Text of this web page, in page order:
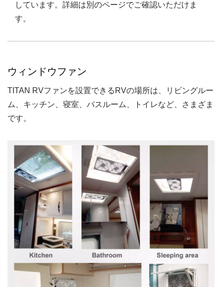
しています。詳細は別のページでご確認いただけま
す。
ウィンドウファン
TITAN RVファンを設置できるRVの場所は、リビングルー
ム、キッチン、寝室、バスルーム、トイレなど、さまざま
です。